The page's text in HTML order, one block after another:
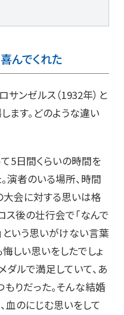
んでくれた
サンゼルス（1932年）と
ます。どのような違い
5日間くらいの時間を
演者のいる場所、時間
大会に対する思いは格
ス後の壮行会で「なんで
いう思いがけない言葉
しい思いをしたでしょ
ダルで満足していて、あ
りだった。そんな結婚
血のにじむ思いをして